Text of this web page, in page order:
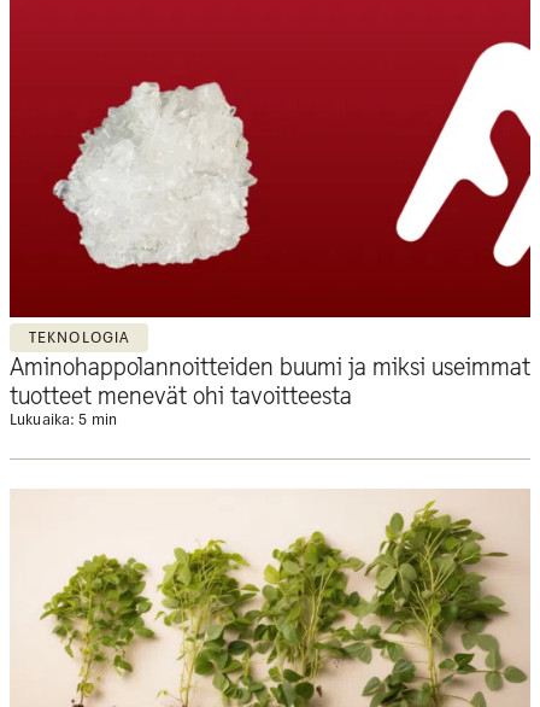
TEKNOLOGIA
Aminohappolannoitteiden buumi ja miksi useimmat
tuotteet menevät ohi tavoitteesta
Lukuaika: 5 min